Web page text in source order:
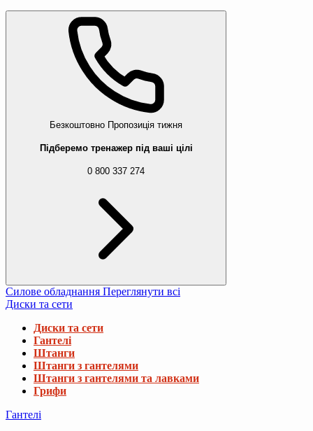
Безкоштовно Пропозиція тижня
Підберемо тренажер під ваші цілі
0 800 337 274
Силове обладнання Переглянути всі
Диски та сети
Диски та сети
Гантелі
Штанги
Штанги з гантелями
Штанги з гантелями та лавками
Грифи
Гантелі